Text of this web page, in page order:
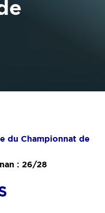
du Championnat de
: 26/28